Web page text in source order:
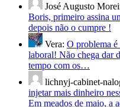
José Augusto
Boris, primeiro assina
depois não o cumpre !
Vera: O problema é
laboral! Não chega dar
tempo com os…
lichnyj-cabinet-
injetar mais dinheiro
Em meados de maio, a